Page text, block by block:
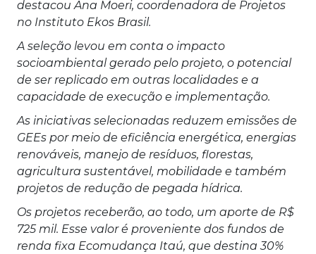
destacou Ana Moeri, coordenadora de Projetos
no Instituto Ekos Brasil.
A seleção levou em conta o impacto
socioambiental gerado pelo projeto, o potencial
de ser replicado em outras localidades e a
capacidade de execução e implementação.
As iniciativas selecionadas reduzem emissões de
GEEs por meio de eficiência energética, energias
renováveis, manejo de resíduos, florestas,
agricultura sustentável, mobilidade e também
projetos de redução de pegada hídrica.
Os projetos receberão, ao todo, um aporte de R$
725 mil. Esse valor é proveniente dos fundos de
renda fixa Ecomudança Itaú, que destina 30%